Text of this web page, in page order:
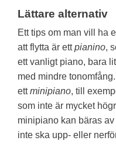
Lättare alternativ
Ett tips om man vill ha
att flytta är ettpianino,
ett vanligt piano, bara
med mindre
ettminipiano, till
som inte är mycket
minipiano kan bäras
inte ska upp- eller